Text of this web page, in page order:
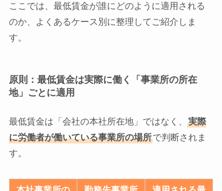
ここでは、最低賃金が誰にどのように適用される
のか、よくあるケース別に整理してご紹介しま
す。
原則：最低賃金は実際に働く「事業所の所在
地」ごとに適用
最低賃金は「会社の本社所在地」ではなく、 実際
に労働者が働いている事業所の場所で判断されま
す。